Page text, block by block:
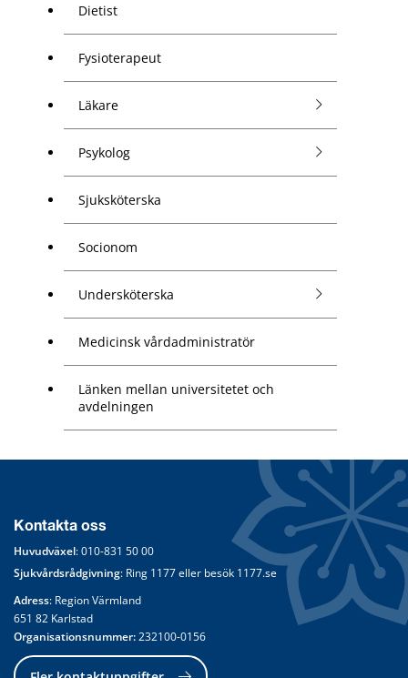
Dietist
Fysioterapeut
Läkare
Psykolog
Sjuksköterska
Socionom
Undersköterska
Medicinsk vårdadministratör
Länken mellan universitetet och
avdelningen
Kontakta oss
Huvudväxel: 010-831 50 00
Sjukvårdsrådgivning: Ring 1177 eller besök 1177.se
Adress: Region Värmland
651 82 Karlstad
Organisationsnummer: 232100-0156